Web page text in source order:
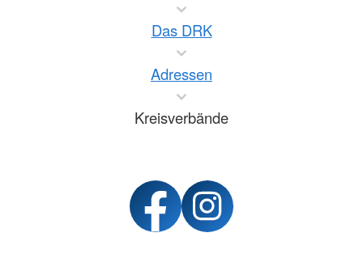
Das DRK
Adressen
Kreisverbände